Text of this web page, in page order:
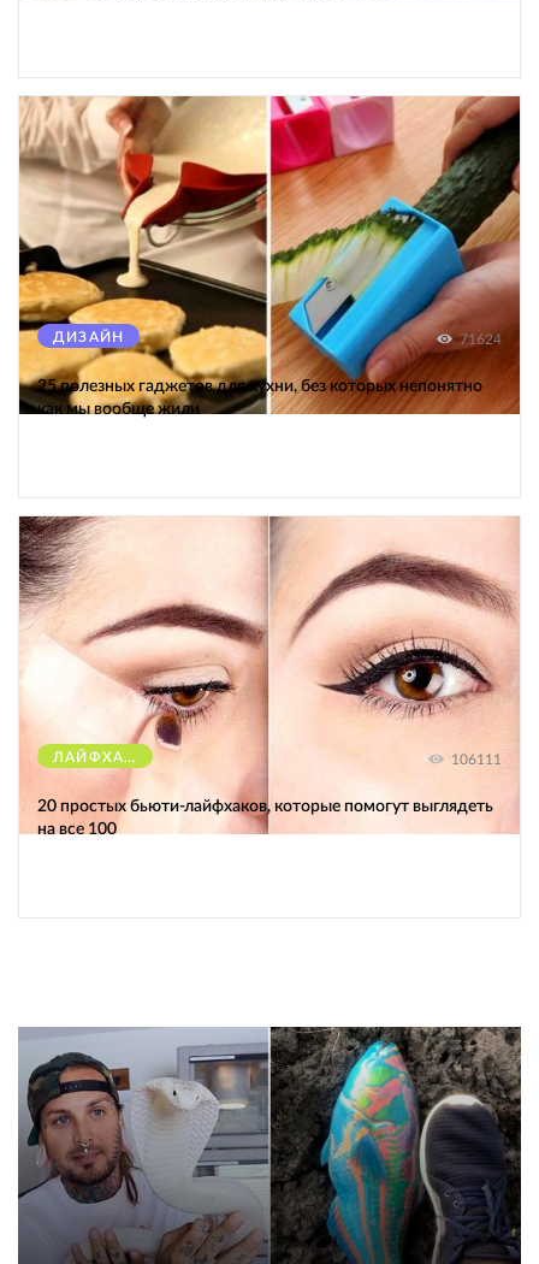
ДИЗАЙН 71624
25 полезных гаджетов для кухни, без которых непонятно
как мы вообще жили
ЛАЙФХАКИ 106111
20 простых бьюти-лайфхаков, которые помогут выглядеть
на все 100